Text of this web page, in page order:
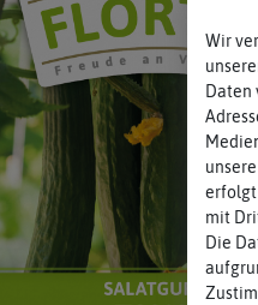
Wir
Daten
erfolgt
mit
Die